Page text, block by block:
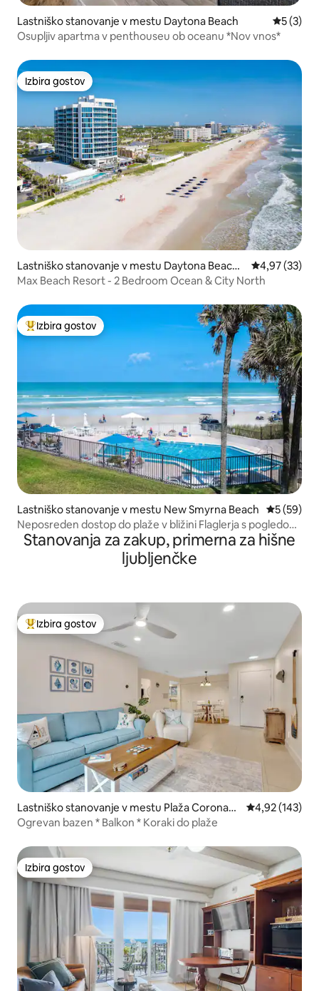
Lastniško stanovanje v mestu Daytona Beach
5 (3)
Osupljiv apartma v penthouseu ob oceanu *Nov vnos*
Izbira gostov
Izbira gostov
Lastniško stanovanje v mestu Daytona Beach
Shores
Povprečna
4,97 (33)
Max Beach Resort - 2 Bedroom Ocean & City North
Najbolj priljubljena prenočišča z značko »Izbira gostov«
Izbira gostov
Lastniško stanovanje v mestu New Smyrna Beach
5 (59)
Neposreden dostop do plaže v bližini Flaglerja s pogledom
na ocean in bazen
Stanovanja za zakup, primerna za hišne
ljubljenčke
Najbolj priljubljena prenočišča z značko »Izbira gostov«
Izbira gostov
Lastniško stanovanje v mestu Plaža Coronad
o
Povprečna
4,92 (143)
Ogrevan bazen * Balkon * Koraki do plaže
Izbira gostov
Izbira gostov